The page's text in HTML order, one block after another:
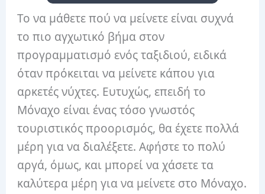
Το να μάθετε πού να μείνετε είναι συχνά
το πιο αγχωτικό βήμα στον
προγραμματισμό ενός ταξιδιού, ειδικά
όταν πρόκειται να μείνετε κάπου για
αρκετές νύχτες. Ευτυχώς, επειδή το
Μόναχο είναι ένας τόσο γνωστός
τουριστικός προορισμός, θα έχετε πολλά
μέρη για να διαλέξετε. Αφήστε το πολύ
αργά, όμως, και μπορεί να χάσετε τα
καλύτερα μέρη για να μείνετε στο Μόναχο.